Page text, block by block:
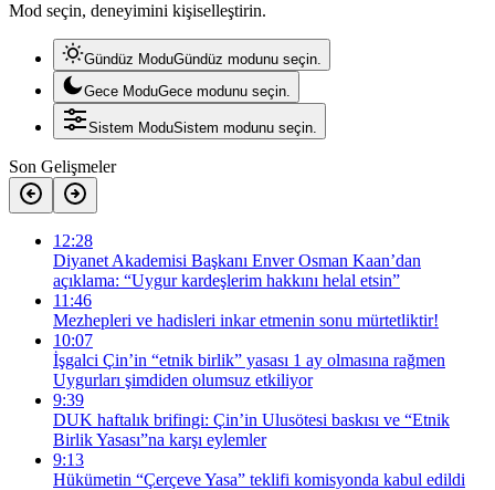
Mod seçin, deneyimini kişiselleştirin.
Gündüz ModuGündüz modunu seçin.
Gece ModuGece modunu seçin.
Sistem ModuSistem modunu seçin.
Son Gelişmeler
12:28
Diyanet Akademisi Başkanı Enver Osman Kaan’dan
açıklama: “Uygur kardeşlerim hakkını helal etsin”
11:46
Mezhepleri ve hadisleri inkar etmenin sonu mürtetliktir!
10:07
İşgalci Çin’in “etnik birlik” yasası 1 ay olmasına rağmen
Uygurları şimdiden olumsuz etkiliyor
9:39
DUK haftalık brifingi: Çin’in Ulusötesi baskısı ve “Etnik
Birlik Yasası”na karşı eylemler
9:13
Hükümetin “Çerçeve Yasa” teklifi komisyonda kabul edildi